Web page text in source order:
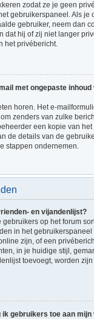
zodat ze je geen
gebruikerspaneel. Als je
gebruiker, neem dan
dat hij of zij niet langer
het privébericht.
met ongepaste
horen. Het e-
zenders van zulke
een kopie van
de details van de
stappen ondernemen.
en vijandenlijst?
gebruikers op het forum
in het gebruikerspaneel
zijn, of een
in je huidige stijl,
toevoegt, worden
ik gebruikers toe aan mijn